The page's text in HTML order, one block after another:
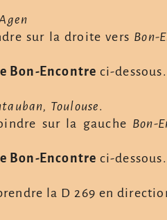
sur la droite vers Bon-
Bon-Encontre ci-dessous.
Toulouse.
sur la gauche Bon-
Bon-Encontre ci-dessous.
la D 269 en